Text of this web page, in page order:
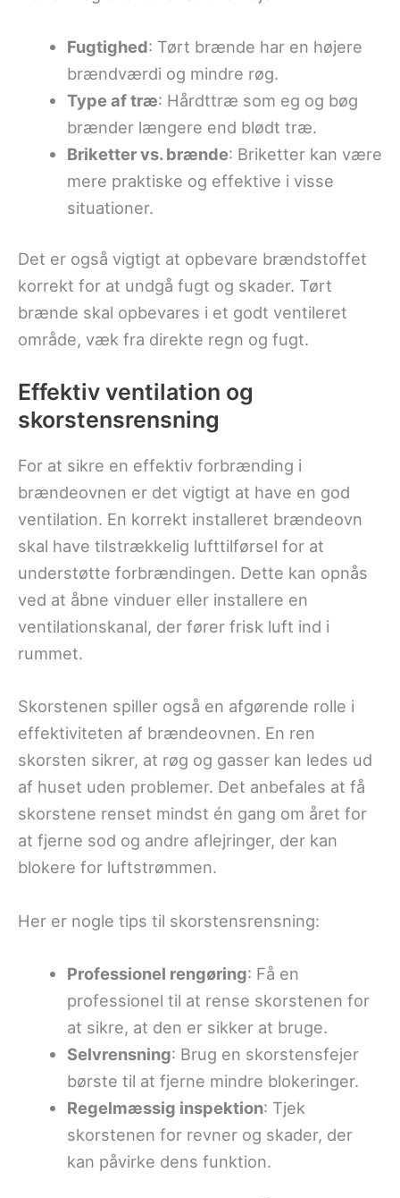
Fugtighed: Tørt brænde har en højere
brændværdi og mindre røg.
Type af træ: Hårdttræ som eg og bøg
brænder længere end blødt træ.
Briketter vs. brænde: Briketter kan være
mere praktiske og effektive i visse
situationer.
Det er også vigtigt at opbevare brændstoffet
korrekt for at undgå fugt og skader. Tørt
brænde skal opbevares i et godt ventileret
område, væk fra direkte regn og fugt.
Effektiv ventilation og
skorstensrensning
For at sikre en effektiv forbrænding i
brændeovnen er det vigtigt at have en god
ventilation. En korrekt installeret brændeovn
skal have tilstrækkelig lufttilførsel for at
understøtte forbrændingen. Dette kan opnås
ved at åbne vinduer eller installere en
ventilationskanal, der fører frisk luft ind i
rummet.
Skorstenen spiller også en afgørende rolle i
effektiviteten af brændeovnen. En ren
skorsten sikrer, at røg og gasser kan ledes ud
af huset uden problemer. Det anbefales at få
skorstene renset mindst én gang om året for
at fjerne sod og andre aflejringer, der kan
blokere for luftstrømmen.
Her er nogle tips til skorstensrensning:
Professionel rengøring: Få en
professionel til at rense skorstenen for
at sikre, at den er sikker at bruge.
Selvrensning: Brug en skorstensfejer
børste til at fjerne mindre blokeringer.
Regelmæssig inspektion: Tjek
skorstenen for revner og skader, der
kan påvirke dens funktion.